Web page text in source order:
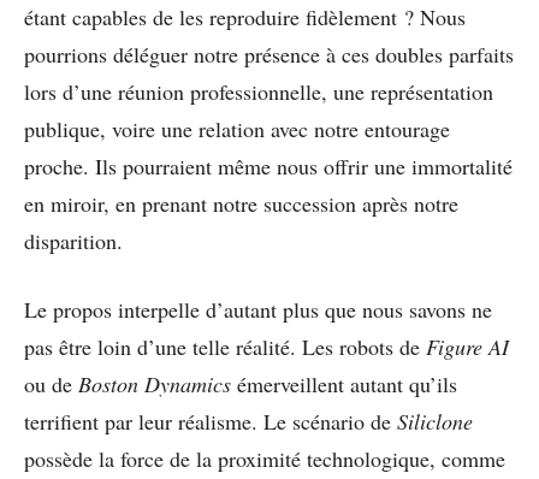
étant capables de les reproduire fidèlement ? Nous
pourrions déléguer notre présence à ces doubles parfaits
lors d’une réunion professionnelle, une représentation
publique, voire une relation avec notre entourage
proche. Ils pourraient même nous offrir une immortalité
en miroir, en prenant notre succession après notre
disparition.
Le propos interpelle d’autant plus que nous savons ne
pas être loin d’une telle réalité. Les robots de Figure AI
ou de Boston Dynamics émerveillent autant qu’ils
terrifient par leur réalisme. Le scénario de Siliclone
possède la force de la proximité technologique, comme